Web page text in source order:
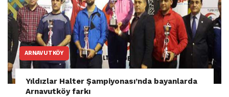
ARNAVUTKÖY
Yıldızlar Halter Şampiyonası’nda bayanlarda
Arnavutköy farkı